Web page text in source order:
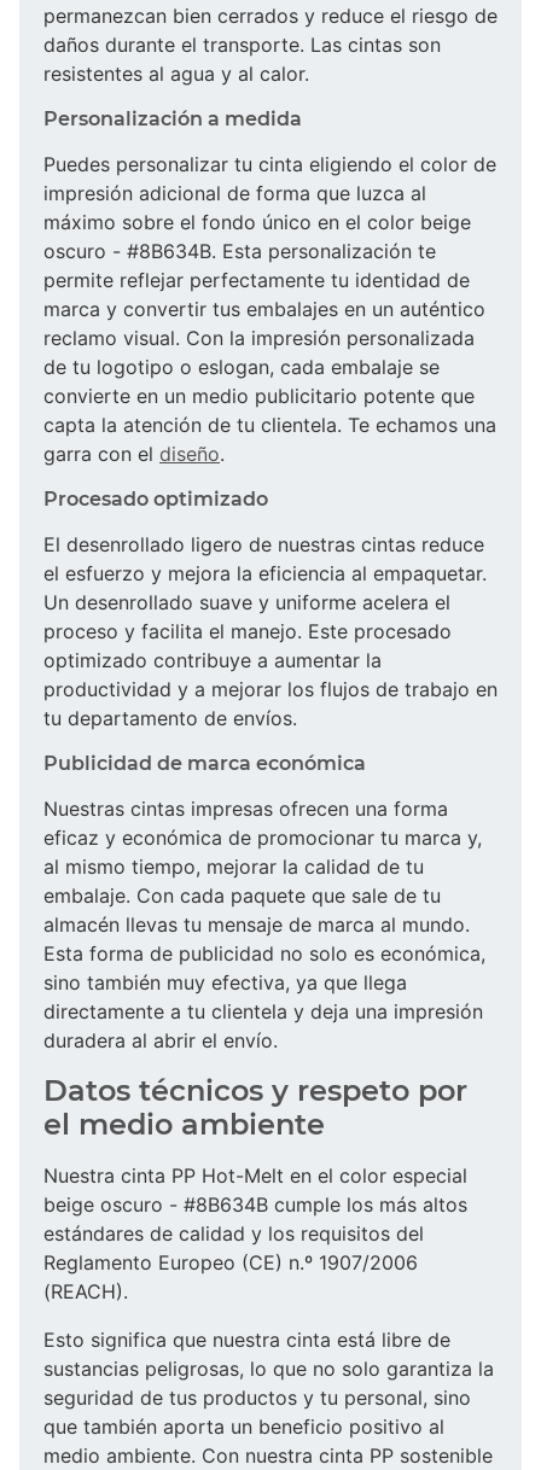
permanezcan bien cerrados y reduce el riesgo de
daños durante el transporte. Las cintas son
resistentes al agua y al calor.
Personalización a medida
Puedes personalizar tu cinta eligiendo el color de
impresión adicional de forma que luzca al
máximo sobre el fondo único en el color beige
oscuro - #8B634B. Esta personalización te
permite reflejar perfectamente tu identidad de
marca y convertir tus embalajes en un auténtico
reclamo visual. Con la impresión personalizada
de tu logotipo o eslogan, cada embalaje se
convierte en un medio publicitario potente que
capta la atención de tu clientela. Te echamos una
garra con el diseño.
Procesado optimizado
El desenrollado ligero de nuestras cintas reduce
el esfuerzo y mejora la eficiencia al empaquetar.
Un desenrollado suave y uniforme acelera el
proceso y facilita el manejo. Este procesado
optimizado contribuye a aumentar la
productividad y a mejorar los flujos de trabajo en
tu departamento de envíos.
Publicidad de marca económica
Nuestras cintas impresas ofrecen una forma
eficaz y económica de promocionar tu marca y,
al mismo tiempo, mejorar la calidad de tu
embalaje. Con cada paquete que sale de tu
almacén llevas tu mensaje de marca al mundo.
Esta forma de publicidad no solo es económica,
sino también muy efectiva, ya que llega
directamente a tu clientela y deja una impresión
duradera al abrir el envío.
Datos técnicos y respeto por
el medio ambiente
Nuestra cinta PP Hot-Melt en el color especial
beige oscuro - #8B634B cumple los más altos
estándares de calidad y los requisitos del
Reglamento Europeo (CE) n.º 1907/2006
(REACH).
Esto significa que nuestra cinta está libre de
sustancias peligrosas, lo que no solo garantiza la
seguridad de tus productos y tu personal, sino
que también aporta un beneficio positivo al
medio ambiente. Con nuestra cinta PP sostenible